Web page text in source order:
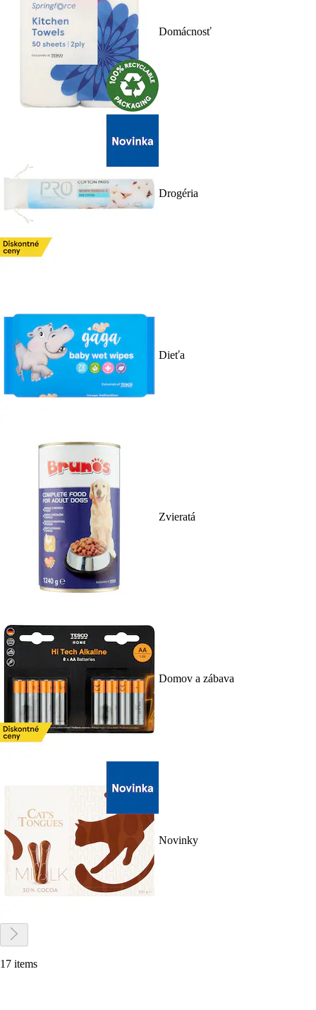
Domácnosť
Drogéria
Dieťa
Zvieratá
Domov a zábava
Novinky
17 items